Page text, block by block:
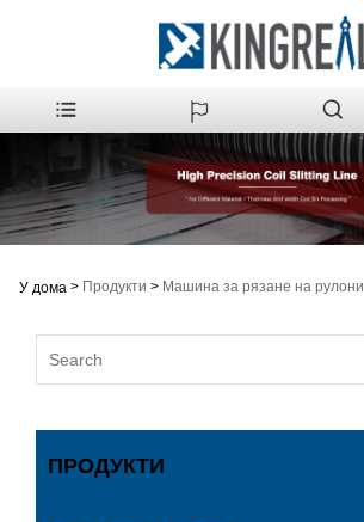
У дома > Продукти > Машина за рязане на рулони
ПРОДУКТИ